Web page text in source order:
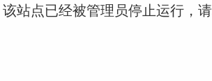
站点已经被管理员停止运行，